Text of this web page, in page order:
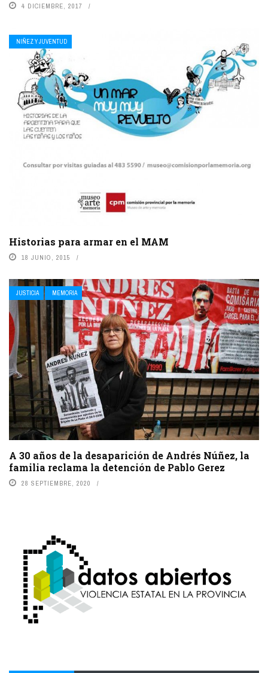
4 DICIEMBRE, 2017
NIÑEZ Y JUVENTUD
Historias para armar en el MAM
18 JUNIO, 2015
JUSTICIA MEMORIA
A 30 años de la desaparición de Andrés Núñez, la
familia reclama la detención de Pablo Gerez
28 SEPTIEMBRE, 2020